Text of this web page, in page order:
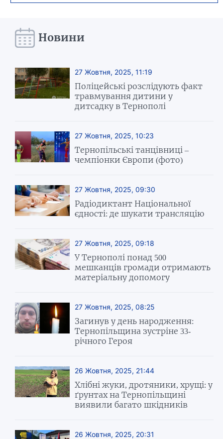
Новини
27 Жовтня, 2025, 11:19
Поліцейські розслідують факт
травмування дитини у
дитсадку в Тернополі
27 Жовтня, 2025, 10:23
Тернопільські танцівниці –
чемпіонки Європи (фото)
27 Жовтня, 2025, 09:30
Радіодиктант Національної
єдності: де шукати трансляцію
27 Жовтня, 2025, 09:18
У Тернополі понад 500
мешканців громади отримають
матеріальну допомогу
27 Жовтня, 2025, 08:25
Загинув у день народження:
Тернопільщина зустріне 33-
річного Героя
26 Жовтня, 2025, 21:44
Хлібні жуки, дротяники, хрущі: у
ґрунтах на Тернопільщині
виявили багато шкідників
26 Жовтня, 2025, 20:31